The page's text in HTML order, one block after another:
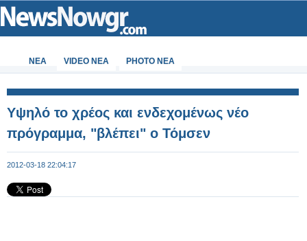
ΝΕΑ VIDEO NEA PHOTO NEA
Υψηλό το χρέος και ενδεχομένως νέο
πρόγραμμα, "βλέπει" ο Τόμσεν
2012-03-18 22:04:17